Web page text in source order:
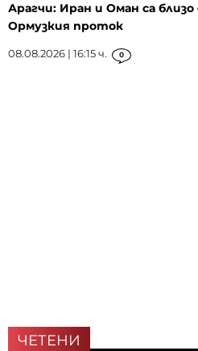
Арагчи: Иран и Оман са близо
Ормузкия проток
08.08.2026 | 16:15 ч. 0
ЧЕТЕНИ